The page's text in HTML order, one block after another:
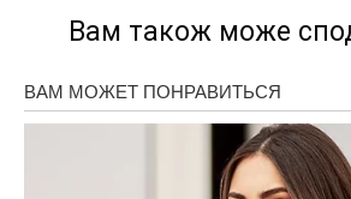
Вам також може